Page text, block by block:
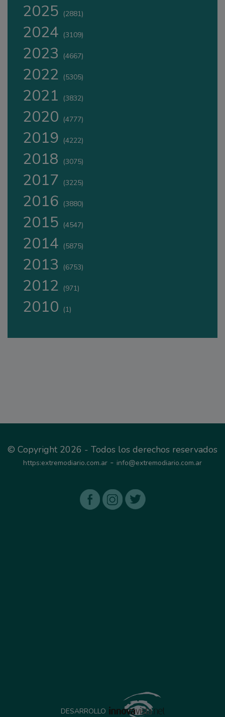
2025 (2881)
2024 (3109)
2023 (4667)
2022 (5305)
2021 (3832)
2020 (4777)
2019 (4222)
2018 (3075)
2017 (3225)
2016 (3880)
2015 (4547)
2014 (5875)
2013 (6753)
2012 (971)
2010 (1)
© Copyright 2026 - Todos los derechos reservados
https:extremodiario.com.ar - info@extremodiario.com.ar
DESARROLLO